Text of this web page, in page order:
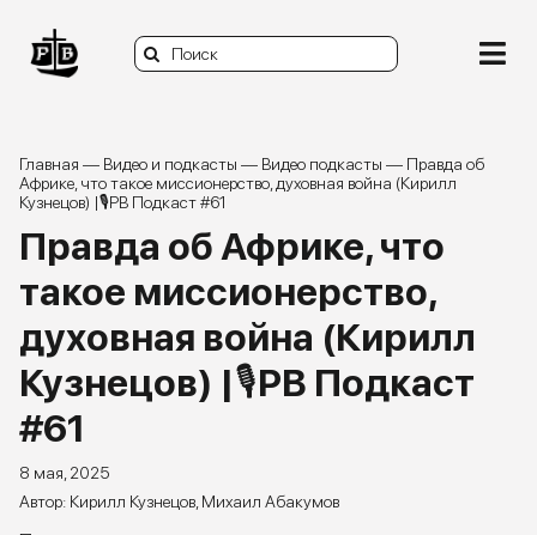
content
Search
for:
Книги
Статьи и заметки
Видео и подкасты
Задать вопрос
Donate
Главная — Видео и подкасты — Видео подкасты — Правда об
Африке, что такое миссионерство, духовная война (Кирилл
Кузнецов) |🎙РВ Подкаст #61
Правда об Африке, что
такое миссионерство,
духовная война (Кирилл
Кузнецов) |🎙РВ Подкаст
#61
8 мая, 2025
Кирилл Кузнецов Михаил Абакумов